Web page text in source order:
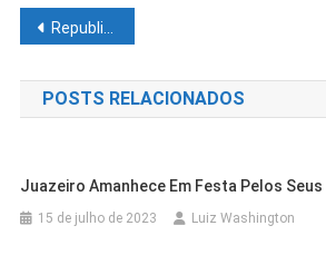
Navegação
de
Post
Republicanos não desiste de lançar João Roma candidato a governador
POSTS RELACIONADOS
Juazeiro Amanhece Em Festa Pelos Seus
15 de julho de 2023 Luiz Washington